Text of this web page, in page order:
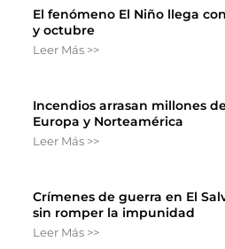
El fenómeno El Niño llega
y octubre
Leer Más >>
Incendios arrasan millones
Europa y Norteamérica
Leer Más >>
Crímenes de guerra en El
sin romper la impunidad
Leer Más >>